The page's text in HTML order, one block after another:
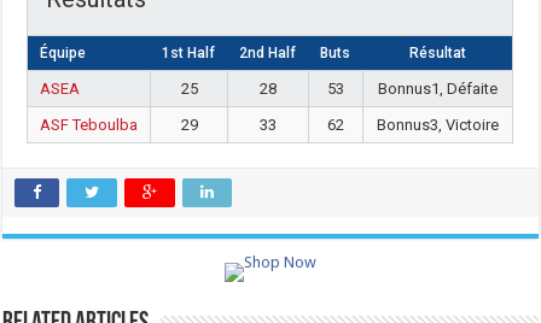
Équipe 1st Half 2nd Half Buts Résultat
ASEA 25 28 53
Bonnus1, Défaite
ASF Teboulba
29 33 62 Bonnus3, Victoire